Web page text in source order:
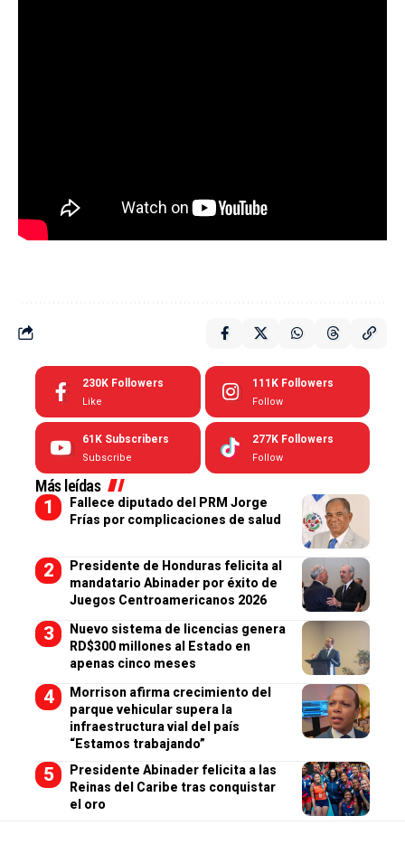
230K Followers
Like
111K Followers
Follow
61K Subscribers
Subscribe
277K Followers
Follow
Más leídas
Fallece diputado del PRM Jorge
Frías por complicaciones de salud
Presidente de Honduras felicita al
mandatario Abinader por éxito de
Juegos Centroamericanos 2026
Nuevo sistema de licencias genera
RD$300 millones al Estado en
apenas cinco meses
Morrison afirma crecimiento del
parque vehicular supera la
infraestructura vial del país
“Estamos trabajando”
Presidente Abinader felicita a las
Reinas del Caribe tras conquistar
el oro